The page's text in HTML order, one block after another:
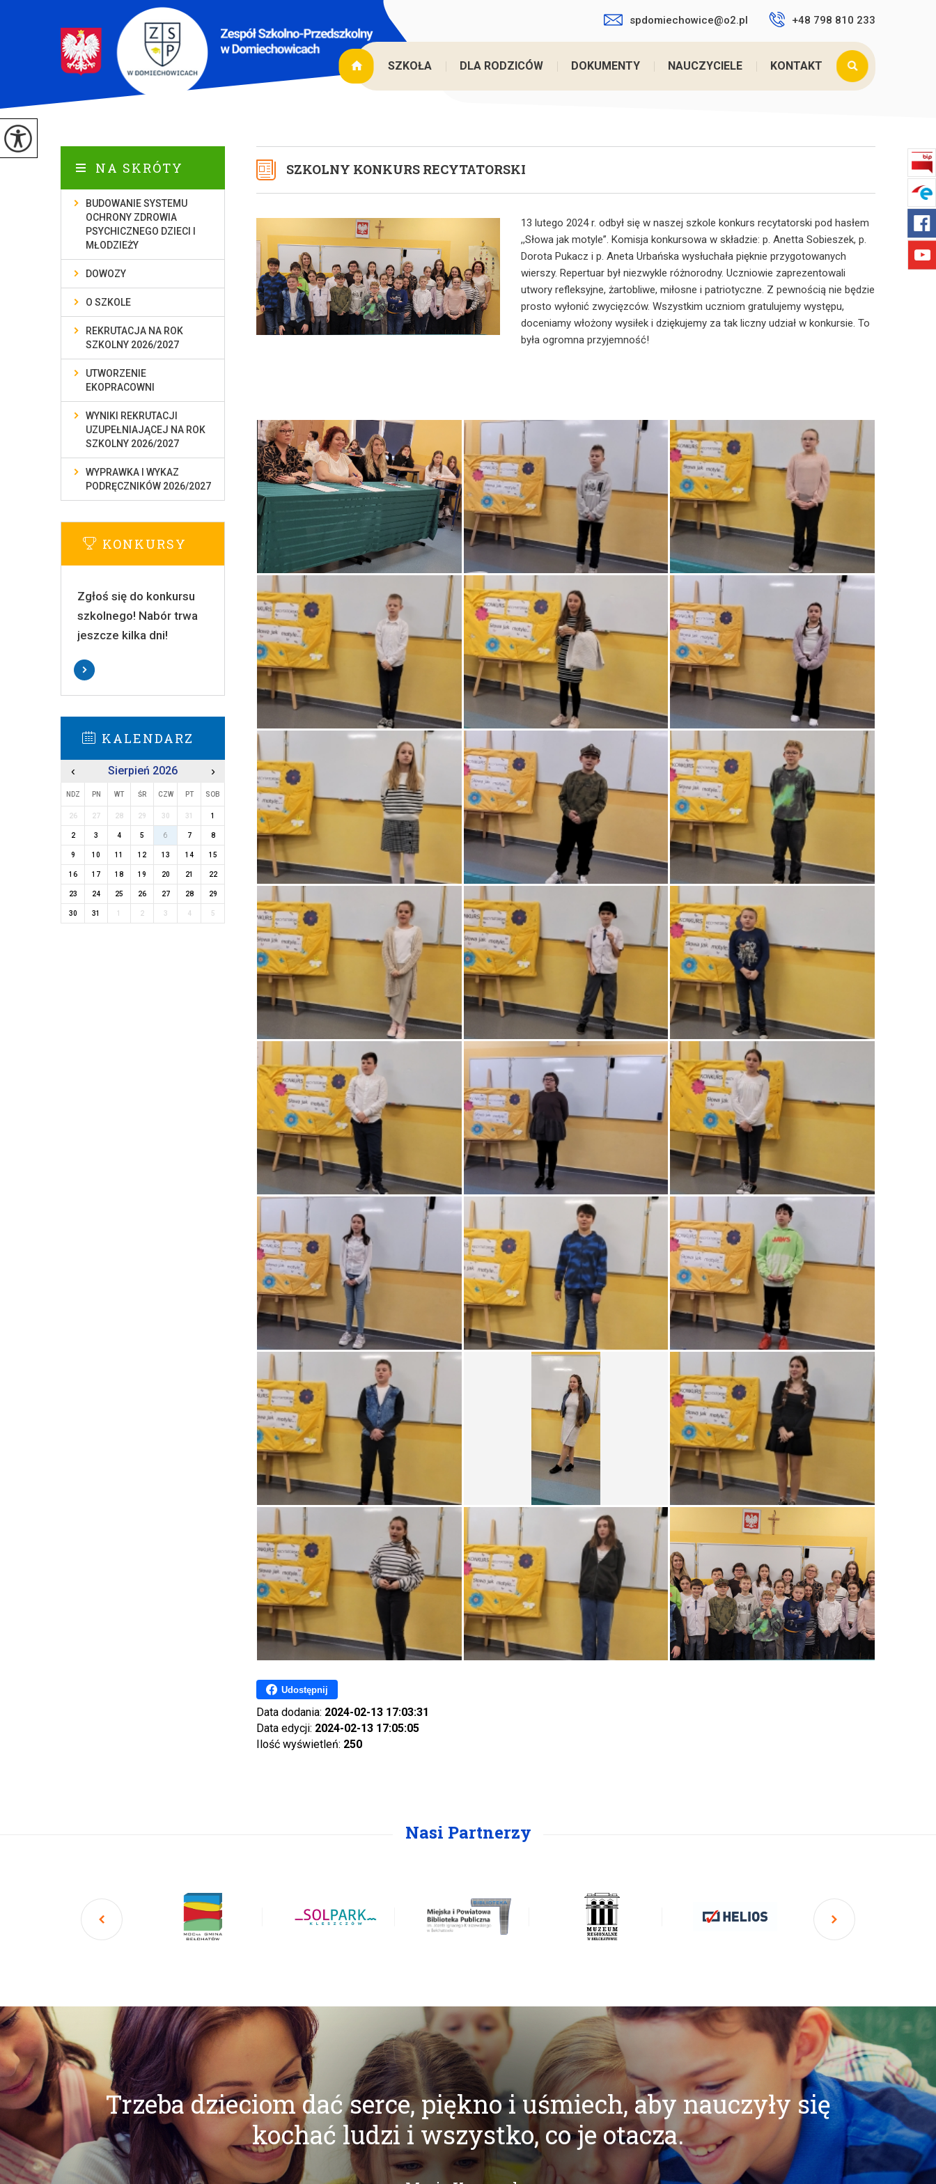
spdomiechowice@o2.pl +48 798 810 233
SZKOŁA DLA RODZICÓW DOKUMENTY NAUCZYCIELE KONTAKT
Jesteś tutaj:Home > SZKOLNY KONKURS RECYTATORSKI ...
SZKOLNY KONKURS RECYTATORSKI
13 lutego 2024 r. odbył się w naszej szkole konkurs recytatorski pod hasłem
,,Słowa jak motyle”. Komisja konkursowa w składzie: p. Anetta Sobieszek, p.
Dorota Pukacz i p. Aneta Urbańska wysłuchała pięknie przygotowanych
wierszy. Repertuar był niezwykle różnorodny. Uczniowie zaprezentowali
utwory refleksyjne, żartobliwe, miłosne i patriotyczne. Z pewnością nie będzie
prosto wyłonić zwycięzców. Wszystkim uczniom gratulujemy występu,
doceniamy włożony wysiłek i dziękujemy za tak liczny udział w konkursie. To
była ogromna przyjemność!
Udostępnij
Data dodania: 2024-02-13 17:03:31
Data edycji: 2024-02-13 17:05:05
Ilość wyświetleń: 250
NA SKRÓTY
BUDOWANIE SYSTEMU
OCHRONY ZDROWIA
PSYCHICZNEGO DZIECI I
MŁODZIEŻY
DOWOZY
O SZKOLE
REKRUTACJA NA ROK
SZKOLNY 2026/2027
UTWORZENIE
EKOPRACOWNI
WYNIKI REKRUTACJI
UZUPEŁNIAJĄCEJ NA ROK
SZKOLNY 2026/2027
WYPRAWKA I WYKAZ
PODRĘCZNIKÓW 2026/2027
KONKURSY
Zgłoś się do konkursu
szkolnego! Nabór trwa
jeszcze kilka dni!
KALENDARZ
‹ Sierpień 2026 ›
NDZ PN WT ŚR CZW PT SOB
26 27 28 29 30 31 1
2 3 4 5 6 7 8
9 10 11 12 13 14 15
16 17 18 19 20 21 22
23 24 25 26 27 28 29
30 31 2 3 4 5
Nasi Partnerzy
Trzeba dzieciom dać serce, piękno i uśmiech, aby nauczyły się
kochać ludzi i wszystko, co je otacza.